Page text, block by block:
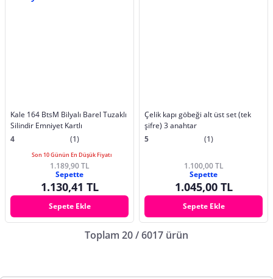
Kale 164 BtsM Bilyalı Barel Tuzaklı
Silindir Emniyet Kartlı
4
(1)
Son 10 Günün En Düşük Fiyatı
1.189,90 TL
Sepette
1.130,41 TL
Sepete Ekle
Çelik kapı göbeği alt üst set (tek
şifre) 3 anahtar
5
(1)
1.100,00 TL
Sepette
1.045,00 TL
Sepete Ekle
Toplam 20 / 6017 ürün